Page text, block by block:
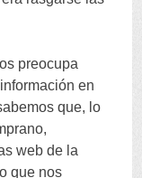
preocupa
en
que, lo
,
web de la
que nos